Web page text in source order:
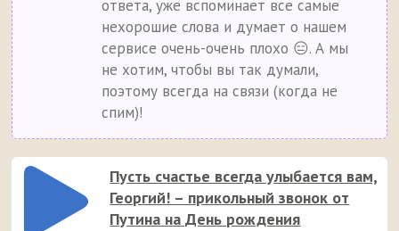
ответа, уже вспоминает все самые
нехорошие слова и думает о нашем
сервисе очень-очень плохо 😑. А мы
не хотим, чтобы вы так думали,
поэтому всегда на связи (когда не
спим)!
Пусть счастье всегда улыбается вам,
Георгий! – прикольный звонок от
Путина на День рождения